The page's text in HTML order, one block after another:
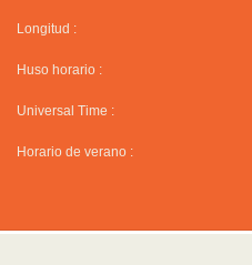
Longitud :
Huso horario :
Universal Time :
Horario de verano :